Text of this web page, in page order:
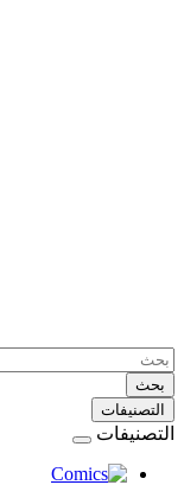
بحث
التصنيفات
التصنيفات